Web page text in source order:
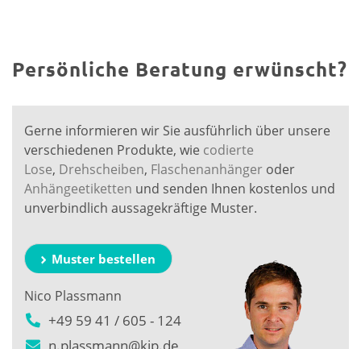
Persönliche Beratung erwünscht?
Gerne informieren wir Sie ausführlich über unsere
verschiedenen Produkte, wie codierte
Lose, Drehscheiben, Flaschenanhänger oder
Anhängeetiketten und senden Ihnen kostenlos und
unverbindlich aussagekräftige Muster.
Muster bestellen
Nico Plassmann
+49 59 41 / 605 - 124
n.plassmann@kip.de